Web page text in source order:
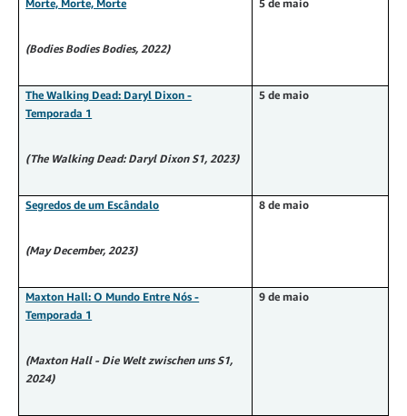
Morte, Morte, Morte
(Bodies Bodies Bodies, 2022)
5 de maio
The Walking Dead: Daryl Dixon -
Temporada 1
(The Walking Dead: Daryl Dixon S1, 2023)
5 de maio
Segredos de um Escândalo
(May December, 2023)
8 de maio
Maxton Hall: O Mundo Entre Nós -
Temporada 1
(Maxton Hall - Die Welt zwischen uns S1,
2024)
9 de maio